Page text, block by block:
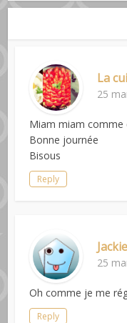
La
25
Miam miam comme
Bonne journée
Bisous
Reply
Jackie
25
Oh comme je me
Reply